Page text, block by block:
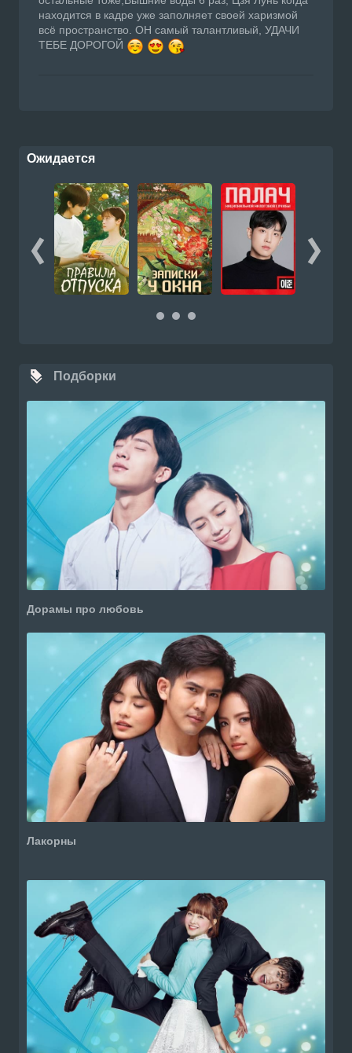
находится в кадре уже заполняет своей харизмой
всё пространство. ОН самый талантливый, УДАЧИ
ТЕБЕ ДОРОГОЙ
Ожидается
Подборки
Дорамы про любовь
Лакорны